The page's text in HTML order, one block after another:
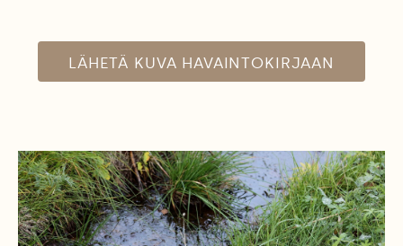
LÄHETÄ KUVA HAVAINTOKIRJAAN